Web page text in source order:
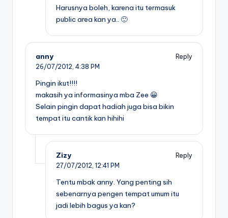
Harusnya boleh, karena itu termasuk
public area kan ya.. 🙂
anny
Reply
26/07/2012, 4:38 PM
Pingin ikut!!!!
makasih ya informasinya mba Zee 😀
Selain pingin dapat hadiah juga bisa bikin
tempat itu cantik kan hihihi
Zizy
Reply
27/07/2012, 12:41 PM
Tentu mbak anny. Yang penting sih
sebenarnya pengen tempat umum itu
jadi lebih bagus ya kan?